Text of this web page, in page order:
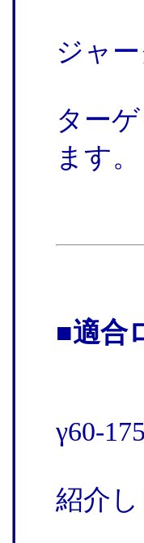
ジャ
ター
ます。
■適合
γ60-
紹介し